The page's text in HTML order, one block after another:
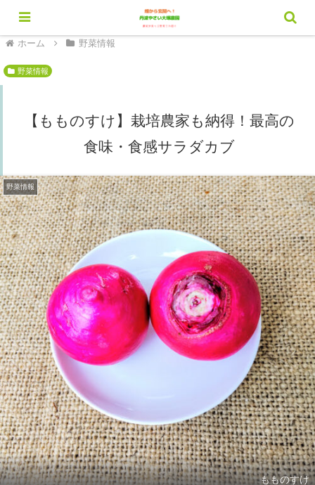
ホーム 野菜情報
野菜情報
【もものすけ】栽培農家も納得！最高の
食味・食感サラダカブ
野菜情報
もものすけ